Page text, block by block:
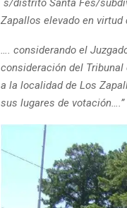
s/distrito Santa Fes/
Zapallos elevado en
…. considerando el
consideración del
a la localidad de Los
sus lugares de votación….”